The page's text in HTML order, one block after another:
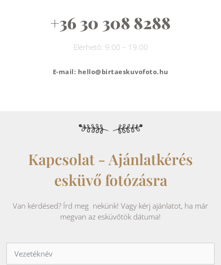
+36 30 308 8288
Elérhető: 9:00 – 19:00
E-mail: hello@birtaeskuvofoto.hu
Kapcsolat - Ajánlatkérés
esküvő fotózásra
Van kérdésed? Írd meg nekünk! Vagy kérj ajánlatot, ha már
megvan az esküvőtök dátuma!